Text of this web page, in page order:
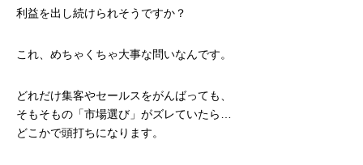
利益を出し続けられそうですか？
これ、めちゃくちゃ大事な問いなんです。
どれだけ集客やセールスをがんばっても、
そもそもの「市場選び」がズレていたら…
どこかで頭打ちになります。